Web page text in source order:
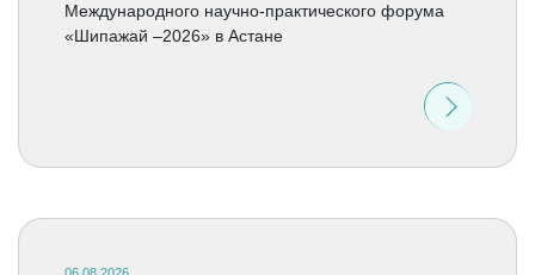
Международного научно-практического форума
«Шипажай –2026» в Астане